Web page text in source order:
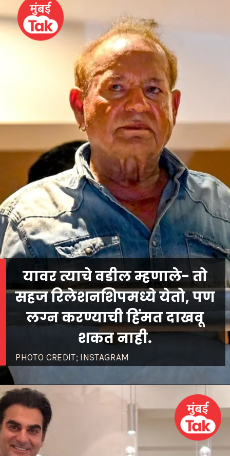
PHOTO CREDIT; INSTAGRAM
यावर त्याचे वडील म्हणाले- तो
सहज रिलेशनशिपमध्ये येतो, पण
लग्न करण्याची हिंमत दाखवू
शकत नाही.